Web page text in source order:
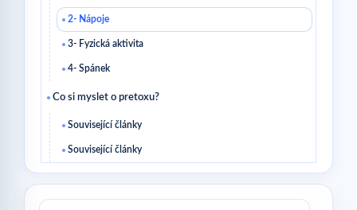
2- Nápoje
3- Fyzická aktivita
4- Spánek
Co si myslet o pretoxu?
Související články
Související články